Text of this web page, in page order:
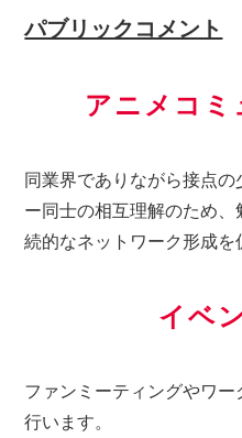
パブリックコメント
アニメコミ
同業界でありながら接点
ー同士の相互理解のため
続的なネットワーク形成を
イベ
ファンミーティングやワ
行います。